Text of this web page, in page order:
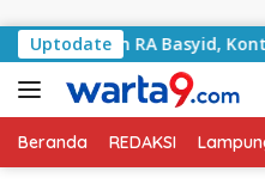
Uptodate
RA Basyid, Kontrak Proyek
Beranda REDAKSI